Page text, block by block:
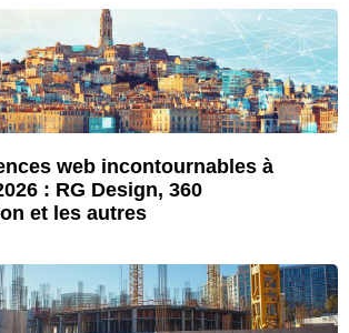
web incontournables à
: RG Design, 360
et les autres